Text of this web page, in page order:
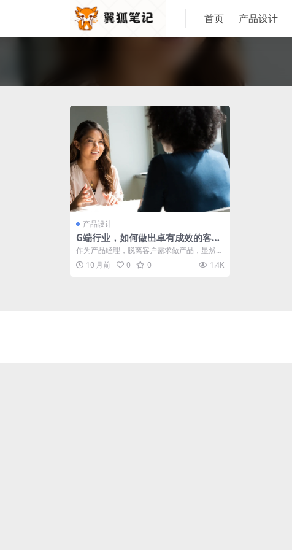
首页 产品设计
产品设计
G端行业，如何做出卓有成效的客户
调研？
作为产品经理，脱离客户需求做产品，显然是
盖不出漂亮的房子的。在G端行业，该如何
做...10 月前 0 0 1.4K